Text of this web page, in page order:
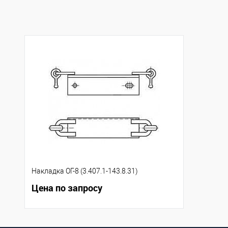
Накладка ОГ-8 (3.407.1-143.8.31)
Цена по запросу